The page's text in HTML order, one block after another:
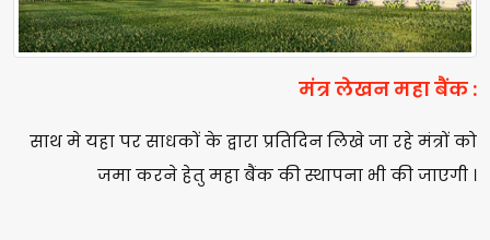
मंत्र लेखन महा बैंक :
साथ मे यहा पर साधकों के द्वारा प्रतिदिन लिखे जा रहे मंत्रों को
जमा करने हेतु महा बैंक की स्थापना भी की जाएगी ।